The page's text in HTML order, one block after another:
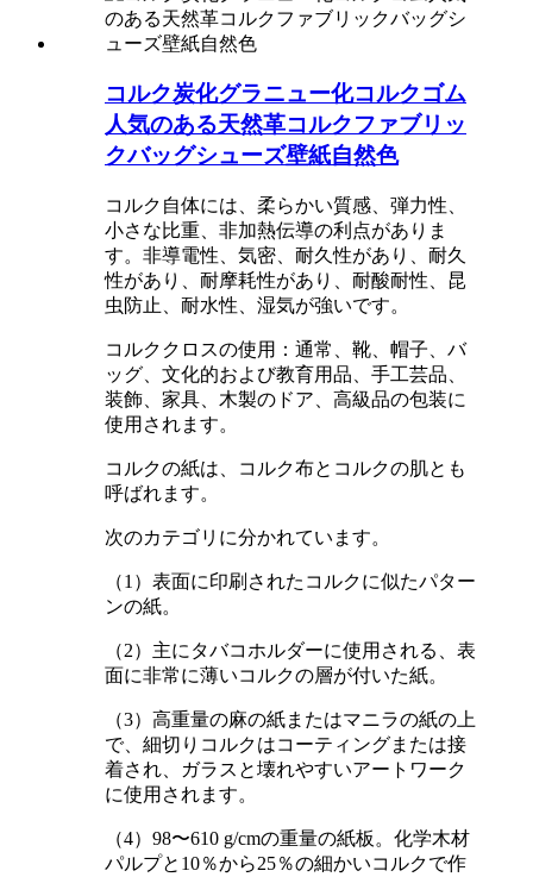
コルク炭化グラニュー化コルクゴム
人気のある天然革コルクファブリッ
クバッグシューズ壁紙自然色
コルク自体には、柔らかい質感、弾力性、
小さな比重、非加熱伝導の利点がありま
す。非導電性、気密、耐久性があり、耐久
性があり、耐摩耗性があり、耐酸耐性、昆
虫防止、耐水性、湿気が強いです。
コルククロスの使用：通常、靴、帽子、バ
ッグ、文化的および教育用品、手工芸品、
装飾、家具、木製のドア、高級品の包装に
使用されます。
コルクの紙は、コルク布とコルクの肌とも
呼ばれます。
次のカテゴリに分かれています。
（1）表面に印刷されたコルクに似たパター
ンの紙。
（2）主にタバコホルダーに使用される、表
面に非常に薄いコルクの層が付いた紙。
（3）高重量の麻の紙またはマニラの紙の上
で、細切りコルクはコーティングまたは接
着され、ガラスと壊れやすいアートワーク
に使用されます。
（4）98〜610 g/cmの重量の紙板。化学木材
パルプと10％から25％の細かいコルクで作